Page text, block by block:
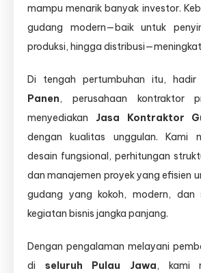
mampu menarik banyak investor.
gudang modern—baik untuk
produksi, hingga
Di tengah pertumbuhan itu, hadir
Panen, perusahaan kontraktor
menyediakan Jasa Kontraktor
dengan kualitas unggulan. Kami
desain fungsional, perhitungan
dan manajemen proyek yang efisien
gudang yang kokoh, modern, dan
kegiatan bisnis jangka panjang.
Dengan pengalaman melayani
di seluruh Pulau Jawa, kami